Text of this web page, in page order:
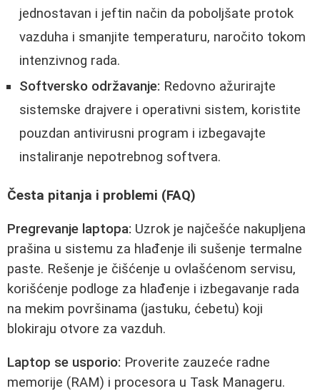
jednostavan i jeftin način da poboljšate protok
vazduha i smanjite temperaturu, naročito tokom
intenzivnog rada.
Softversko održavanje: Redovno ažurirajte
sistemske drajvere i operativni sistem, koristite
pouzdan antivirusni program i izbegavajte
instaliranje nepotrebnog softvera.
Česta pitanja i problemi (FAQ)
Pregrevanje laptopa: Uzrok je najčešće nakupljena
prašina u sistemu za hlađenje ili sušenje termalne
paste. Rešenje je čišćenje u ovlašćenom servisu,
korišćenje podloge za hlađenje i izbegavanje rada
na mekim površinama (jastuku, ćebetu) koji
blokiraju otvore za vazduh.
Laptop se usporio: Proverite zauzeće radne
memorije (RAM) i procesora u Task Manageru.